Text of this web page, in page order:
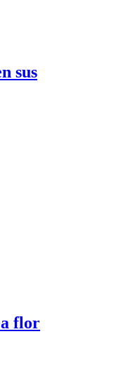
sus
flor